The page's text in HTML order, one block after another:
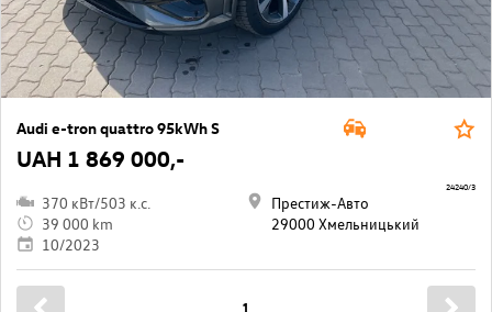
Audi e-tron quattro 95kWh S
UAH 1 869 000,-
370 кВт/503 к.с.
39 000 km
10/2023
Престиж-Авто
29000 Хмельницький
24240/3
1